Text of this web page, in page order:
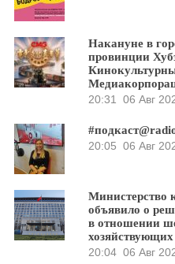
Накануне в
провинции
20:31
06 Авг
20:05 06 Авг
Министерство
объявило о
в отношении
хозяйствующих
20:04 06 Авг